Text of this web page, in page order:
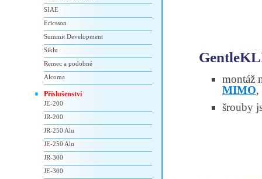
montáž
MIMO,
šrouby
SIAE
Ericsson
Summit Development
Siklu
Remec a podobné
Alcoma
Příslušenství
JE-200
JR-200
JR-250 Alu
JE-250 Alu
JR-300
JE-300